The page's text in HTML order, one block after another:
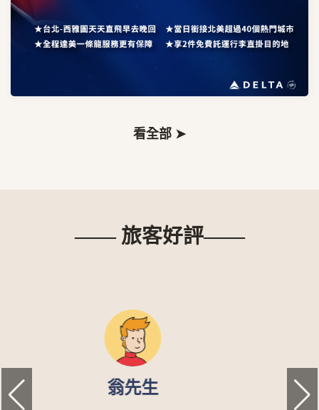
看全部 ➤
—— 旅客好評——
泓源精機